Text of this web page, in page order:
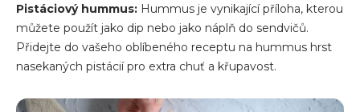
Pistáciový hummus: Hummus je vynikající příloha, kterou
můžete použít jako dip nebo jako náplň do sendvičů.
Přidejte do vašeho oblíbeného receptu na hummus hrst
nasekaných pistácií pro extra chuť a křupavost.